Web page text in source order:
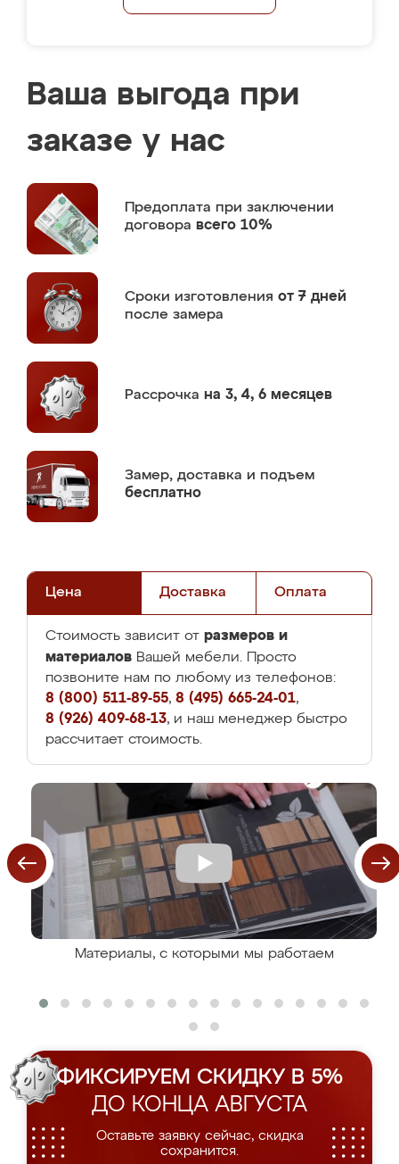
Ваша выгода при
заказе у нас
Предоплата при заключении
договора всего 10%
Сроки изготовления от 7 дней
после замера
Рассрочка на 3, 4, 6 месяцев
Замер, доставка и подъем
бесплатно
Цена Доставка Оплата
Стоимость зависит от размеров и
материалов Вашей мебели. Просто
позвоните нам по любому из телефонов:
8 (800) 511-89-55, 8 (495) 665-24-01,
8 (926) 409-68-13, и наш менеджер быстро
рассчитает стоимость.
Материалы, с которыми мы работаем
ФИКСИРУЕМ СКИДКУ В 5%
ДО КОНЦА АВГУСТА
Оставьте заявку сейчас, скидка
сохранится.